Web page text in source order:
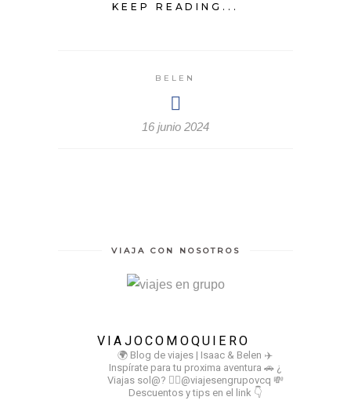
KEEP READING...
BELEN
16 junio 2024
VIAJA CON NOSOTROS
VIAJOCOMOQUIERO
🌍 Blog de viajes | Isaac & Belen ✈️
Inspírate para tu proxima aventura 🚗 ¿
Viajas sol@? 👉🏻@viajesengrupovcq 💸
Descuentos y tips en el link 👇